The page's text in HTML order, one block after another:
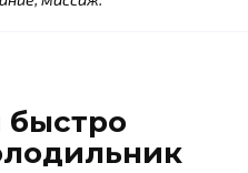
быстро